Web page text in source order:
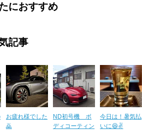
におすすめ
記事
お疲れ様でした
🙇
ND初号機 ボ
ディコーティン
今日は！暑気払
いに😆✌️